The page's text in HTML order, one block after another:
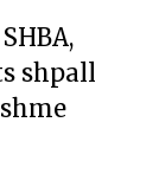
shpall